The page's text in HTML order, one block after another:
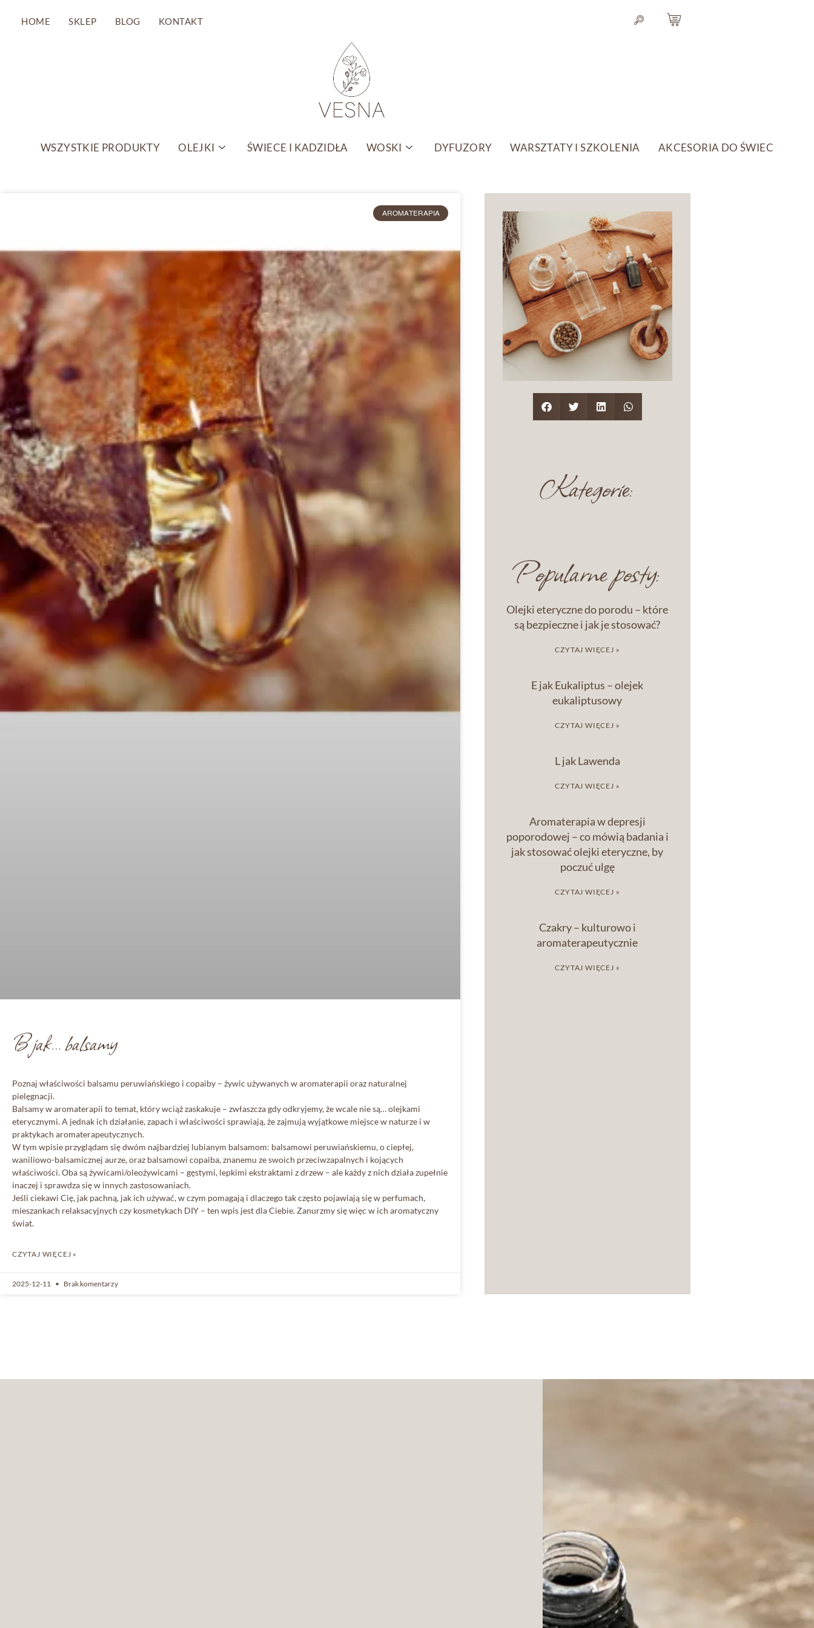
HOME SKLEP BLOG KONTAKT
WSZYSTKIE PRODUKTY OLEJKI ŚWIECE I KADZIDŁA WOSKI DYFUZORY WARSZTATY I SZKOLENIA AKCESORIA DO ŚWIEC
AROMATERAPIA
B jak… balsamy
Poznaj właściwości balsamu peruwiańskiego i copaiby – żywic używanych w aromaterapii oraz naturalnej
pielęgnacji.
Balsamy w aromaterapii to temat, który wciąż zaskakuje – zwłaszcza gdy odkryjemy, że wcale nie są… olejkami
eterycznymi. A jednak ich działanie, zapach i właściwości sprawiają, że zajmują wyjątkowe miejsce w naturze i w
praktykach aromaterapeutycznych.
W tym wpisie przyglądam się dwóm najbardziej lubianym balsamom: balsamowi peruwiańskiemu, o ciepłej,
waniliowo-balsamicznej aurze, oraz balsamowi copaiba, znanemu ze swoich przeciwzapalnych i kojących
właściwości. Oba są żywicami/oleożywicami – gęstymi, lepkimi ekstraktami z drzew – ale każdy z nich działa zupełnie
inaczej i sprawdza się w innych zastosowaniach.
Jeśli ciekawi Cię, jak pachną, jak ich używać, w czym pomagają i dlaczego tak często pojawiają się w perfumach,
mieszankach relaksacyjnych czy kosmetykach DIY – ten wpis jest dla Ciebie. Zanurzmy się więc w ich aromatyczny
świat.
CZYTAJ WIĘCEJ »
2025-12-11 Brak komentarzy
Kategorie:
Popularne posty:
Olejki eteryczne do porodu – które
są bezpieczne i jak je stosować?
CZYTAJ WIĘCEJ »
E jak Eukaliptus – olejek
eukaliptusowy
CZYTAJ WIĘCEJ »
L jak Lawenda
CZYTAJ WIĘCEJ »
Aromaterapia w depresji
poporodowej – co mówią badania i
jak stosować olejki eteryczne, by
poczuć ulgę
CZYTAJ WIĘCEJ »
Czakry – kulturowo i
aromaterapeutycznie
CZYTAJ WIĘCEJ »